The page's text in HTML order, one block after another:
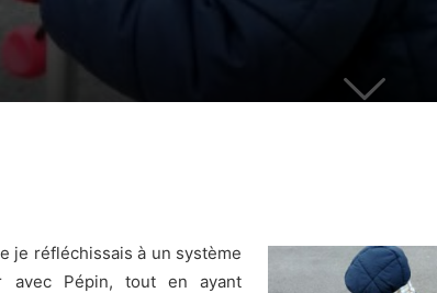
je réfléchissais à un système
avec Pépin, tout en ayant